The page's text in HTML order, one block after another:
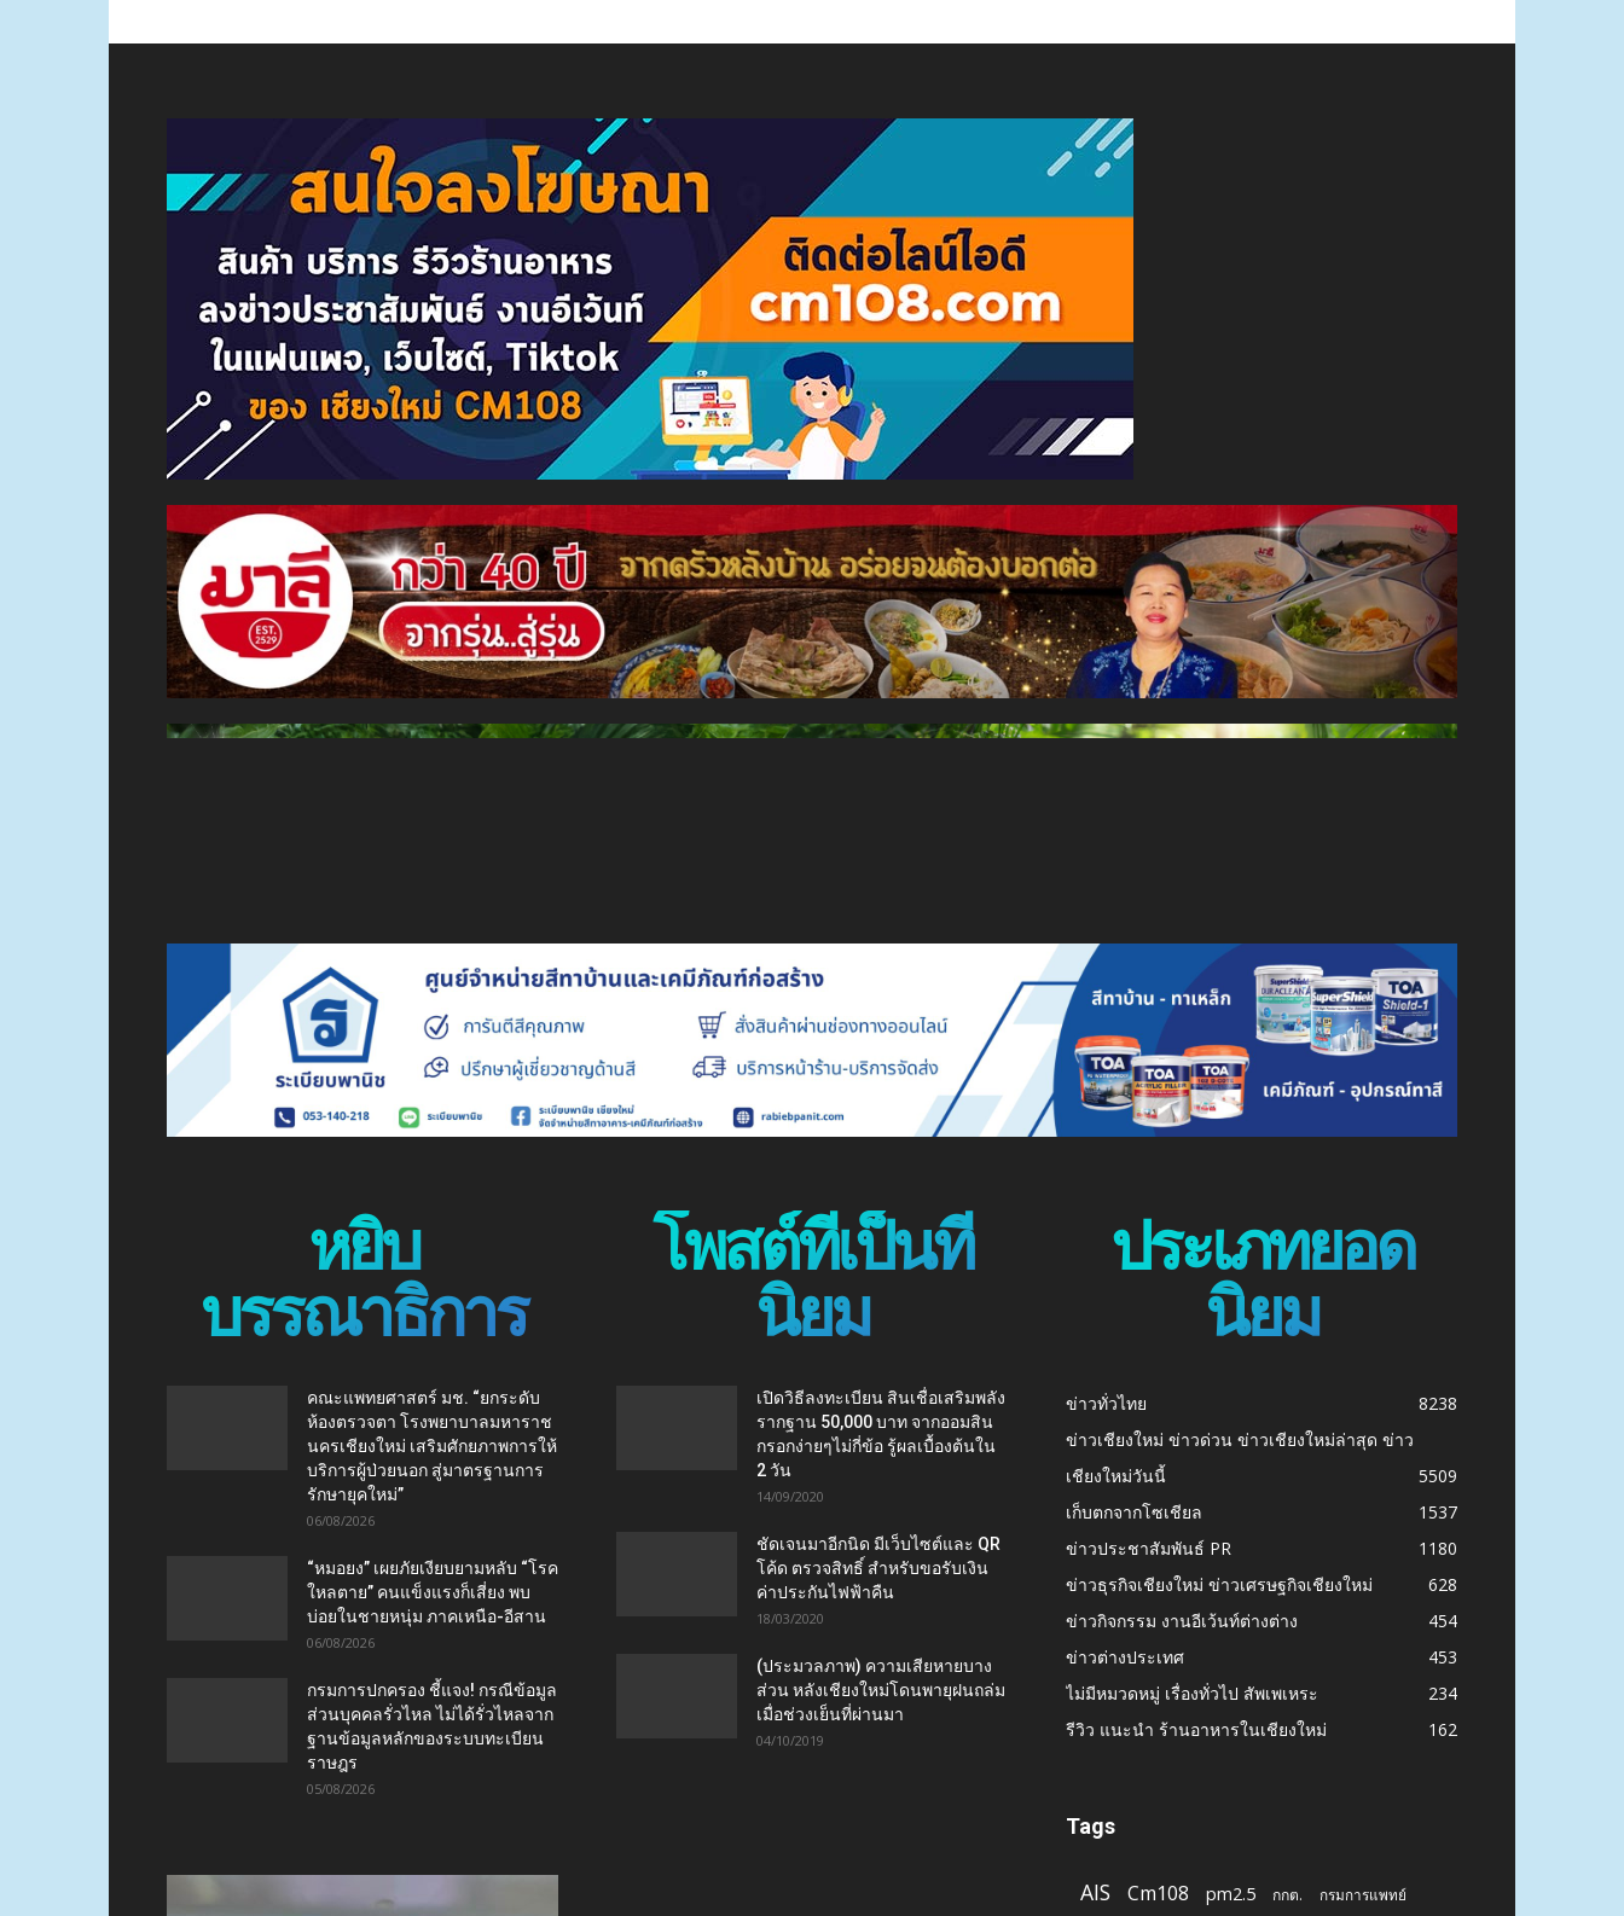
หยิบ
บรรณาธิการ
คณะแพทยศาสตร์ มช. “ยกระดับ
ห้องตรวจตา โรงพยาบาลมหาราช
นครเชียงใหม่ เสริมศักยภาพการให้
บริการผู้ป่วยนอก สู่มาตรฐานการ
รักษายุคใหม่”
06/08/2026
“หมอยง” เผยภัยเงียบยามหลับ “โรค
ใหลตาย” คนแข็งแรงก็เสี่ยง พบ
บ่อยในชายหนุ่ม ภาคเหนือ-อีสาน
06/08/2026
กรมการปกครอง ชี้แจง! กรณีข้อมูล
ส่วนบุคคลรั่วไหล ไม่ได้รั่วไหลจาก
ฐานข้อมูลหลักของระบบทะเบียน
ราษฎร
05/08/2026
โพสต์ที่เป็นที่
นิยม
เปิดวิธีลงทะเบียน สินเชื่อเสริมพลัง
รากฐาน 50,000 บาท จากออมสิน
กรอกง่ายๆไม่กี่ข้อ รู้ผลเบื้องต้นใน
2 วัน
14/09/2020
ชัดเจนมาอีกนิด มีเว็บไซต์และ QR
โค้ด ตรวจสิทธิ์ สำหรับขอรับเงิน
ค่าประกันไฟฟ้าคืน
18/03/2020
(ประมวลภาพ) ความเสียหายบาง
ส่วน หลังเชียงใหม่โดนพายุฝนถล่ม
เมื่อช่วงเย็นที่ผ่านมา
04/10/2019
ประเภทยอด
นิยม
ข่าวทั่วไทย
8238
ข่าวเชียงใหม่ ข่าวด่วน ข่าวเชียงใหม่ล่าสุด ข่าว
เชียงใหม่วันนี้
5509
เก็บตกจากโซเชียล
1537
ข่าวประชาสัมพันธ์ PR
1180
ข่าวธุรกิจเชียงใหม่ ข่าวเศรษฐกิจเชียงใหม่
628
ข่าวกิจกรรม งานอีเว้นท์ต่างต่าง
454
ข่าวต่างประเทศ
453
ไม่มีหมวดหมู่ เรื่องทั่วไป สัพเพเหระ
234
รีวิว แนะนำ ร้านอาหารในเชียงใหม่
162
Tags
AIS Cm108 pm2.5 กกต. กรมการแพทย์